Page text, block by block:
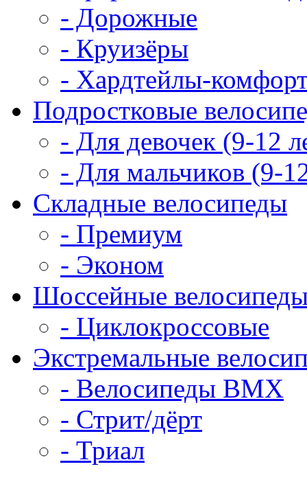
- Дорожные
- Круизёры
- Хардтейлы-
Подростковые
- Для девочек (9-12
- Для мальчиков (9-
Складные велосипеды
- Премиум
- Эконом
Шоссейные
- Циклокроссовые
Экстремальные
- Велосипеды BMX
- Стрит/дёрт
- Триал